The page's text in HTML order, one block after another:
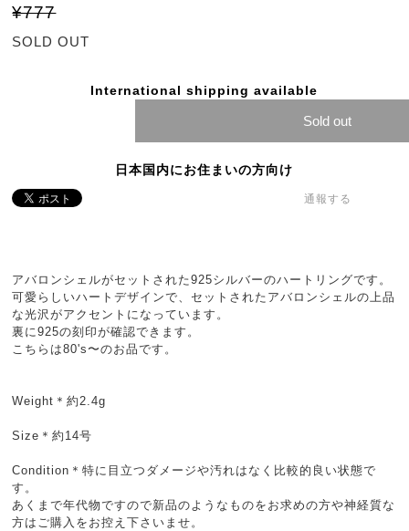
¥777
SOLD OUT
International shipping available
Sold out
日本国内にお住まいの方向け
通報する
アバロンシェルがセットされた925シルバーのハートリングです。
可愛らしいハートデザインで、セットされたアバロンシェルの上品
な光沢がアクセントになっています。
裏に925の刻印が確認できます。
こちらは80's〜のお品です。
Weight＊約2.4g
Size＊約14号
Condition＊特に目立つダメージや汚れはなく比較的良い状態で
す。
あくまで年代物ですので新品のようなものをお求めの方や神経質な
方はご購入をお控え下さいませ。